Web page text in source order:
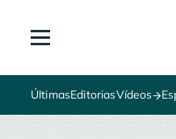
ÚltimasEditoriasVídeos